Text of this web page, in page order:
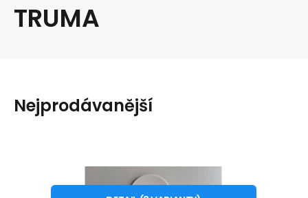
TRUMA
Nejprodávanější
Okapnička k bočnímu komínku
Kód:TROK0001b
Záruka2roky
od145Kč
Skladem >5